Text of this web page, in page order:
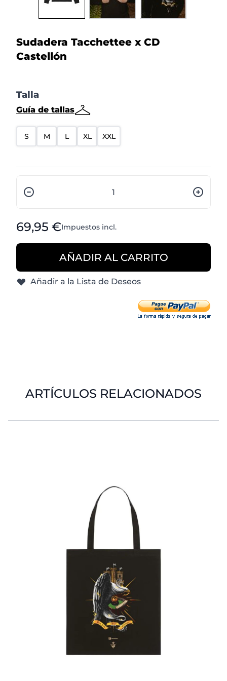
Sudadera Tacchettee x CD
Castellón
Talla
Guía de tallas
S M L XL XXL
Cantidad
Desde:
69,95 €Impuestos incl.
AÑADIR AL CARRITO
Añadir a la Lista de Deseos
ARTÍCULOS RELACIONADOS